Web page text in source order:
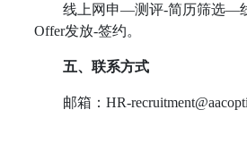
线上网申—测评-简历筛选—
Offer发放-签约。
五、联系方式
邮箱： HR-